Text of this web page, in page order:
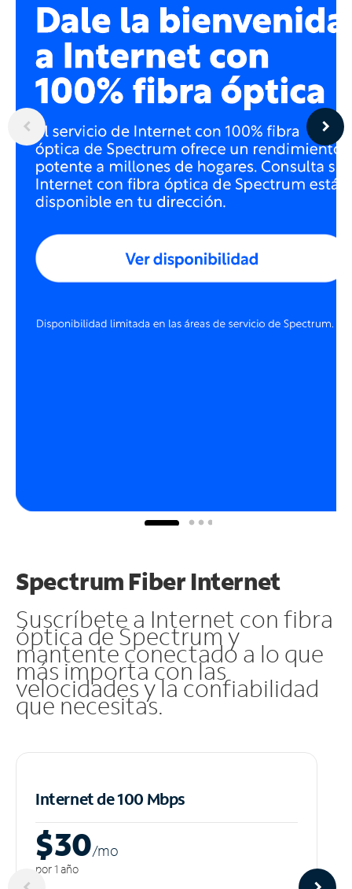
Spectrum Fiber Internet
Suscríbete a Internet con fibra
óptica de Spectrum y
mantente conectado a lo que
más importa con las
velocidades y la confiabilidad
que necesitas.
Internet de 100 Mbps
$30/mo
por 1 año